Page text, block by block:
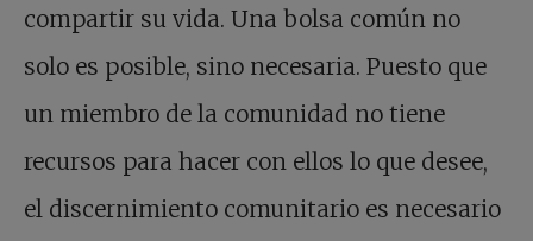
compartir su vida. Una bolsa común no
solo es posible, sino necesaria. Puesto que
un miembro de la comunidad no tiene
recursos para hacer con ellos lo que desee,
el discernimiento comunitario es necesario